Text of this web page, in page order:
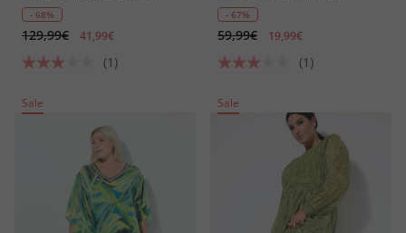
Langarm
- 68%
129,99€ 41,99€
(1)
Volants
- 67%
59,99€ 19,99€
(1)
Sale Sale